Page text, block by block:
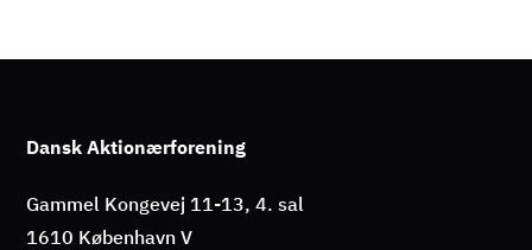
Dansk Aktionærforening
Gammel Kongevej 11-13, 4. sal
1610 København V